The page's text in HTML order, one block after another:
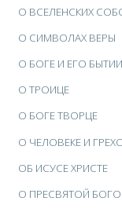
О ВСЕЛЕНСКИХ
О СИМВОЛАХ ВЕРЫ
О БОГЕ И ЕГО БЫТИИ
О ТРОИЦЕ
О БОГЕ ТВОРЦЕ
О ЧЕЛОВЕКЕ И
ОБ ИСУСЕ ХРИСТЕ
О ПРЕСВЯТОЙ